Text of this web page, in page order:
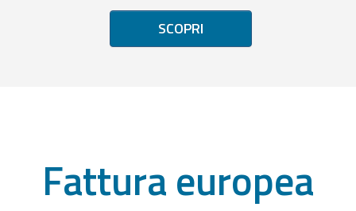
SCOPRI
Fattura europea